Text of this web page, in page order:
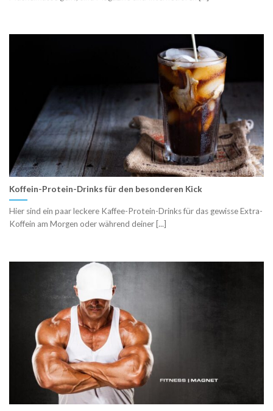
Koffein-Protein-Drinks für den besonderen Kick
Hier sind ein paar leckere Kaffee-Protein-Drinks für das gewisse Extra-
Koffein am Morgen oder während deiner [...]